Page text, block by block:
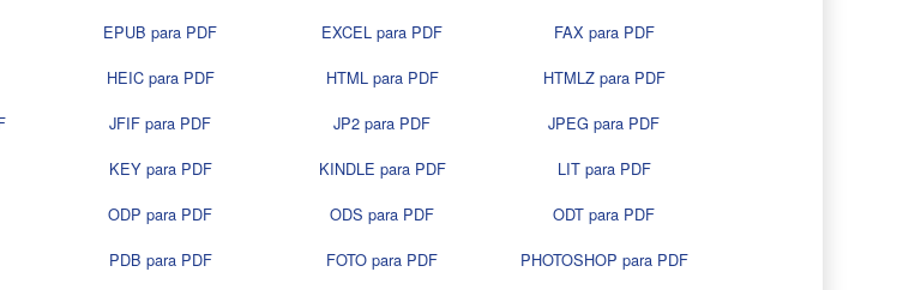
EPUB para PDF EXCEL para PDF
FAX para PDF
HEIC para PDF HTML para PDF
HTMLZ para PDF
JFIF para PDF JP2 para PDF
JPEG para PDF
KEY para PDF KINDLE para PDF
LIT para PDF
ODP para PDF ODS para PDF
ODT para PDF
PDB para PDF FOTO para PDF
PHOTOSHOP para PDF